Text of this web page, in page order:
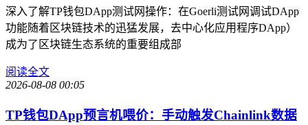
深入了解TP钱包DApp测试网操作：在Goerli测试网调试DApp
功能随着区块链技术的迅猛发展，去中心化应用程序DApp）
成为了区块链生态系统的重要组成部
阅读全文
2026-08-08 00:05
TP钱包DApp预言机喂价：手动触发Chainlink数据